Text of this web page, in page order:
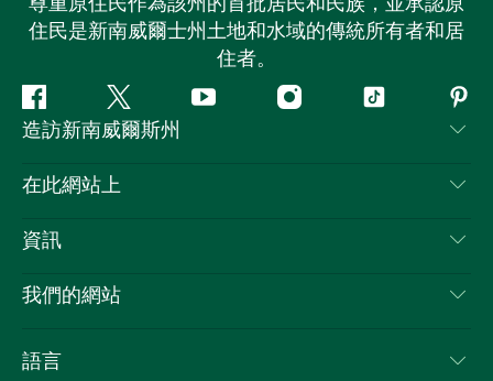
住民是新南威爾士州土地和水域的傳統所有者和居
住者。
Facebook嘰
嘰
喳
Youtube Instagram抖
造訪新南威爾斯州
聯絡我們
隱私
Cookie 通知
在此網站上
目的地
新南威爾斯州公路旅行
活動
資訊
旅行資訊
新南威爾斯的商業
我們的網站
語言